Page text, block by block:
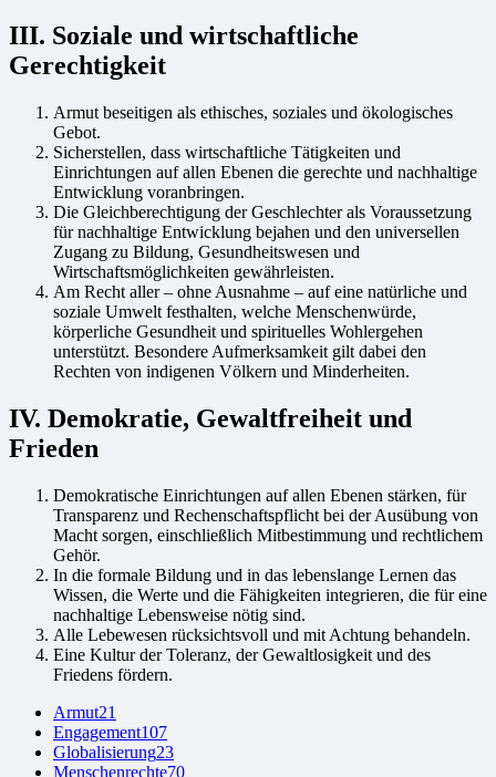
III. Soziale und wirtschaftliche
Gerechtigkeit
Armut beseitigen als ethisches, soziales und ökologisches
Gebot.
Sicherstellen, dass wirtschaftliche Tätigkeiten und
Einrichtungen auf allen Ebenen die gerechte und nachhaltige
Entwicklung voranbringen.
Die Gleichberechtigung der Geschlechter als Voraussetzung
für nachhaltige Entwicklung bejahen und den universellen
Zugang zu Bildung, Gesundheitswesen und
Wirtschaftsmöglichkeiten gewährleisten.
Am Recht aller – ohne Ausnahme – auf eine natürliche und
soziale Umwelt festhalten, welche Menschenwürde,
körperliche Gesundheit und spirituelles Wohlergehen
unterstützt. Besondere Aufmerksamkeit gilt dabei den
Rechten von indigenen Völkern und Minderheiten.
IV. Demokratie, Gewaltfreiheit und
Frieden
Demokratische Einrichtungen auf allen Ebenen stärken, für
Transparenz und Rechenschaftspflicht bei der Ausübung von
Macht sorgen, einschließlich Mitbestimmung und rechtlichem
Gehör.
In die formale Bildung und in das lebenslange Lernen das
Wissen, die Werte und die Fähigkeiten integrieren, die für eine
nachhaltige Lebensweise nötig sind.
Alle Lebewesen rücksichtsvoll und mit Achtung behandeln.
Eine Kultur der Toleranz, der Gewaltlosigkeit und des
Friedens fördern.
Armut21
Engagement107
Globalisierung23
Menschenrechte70